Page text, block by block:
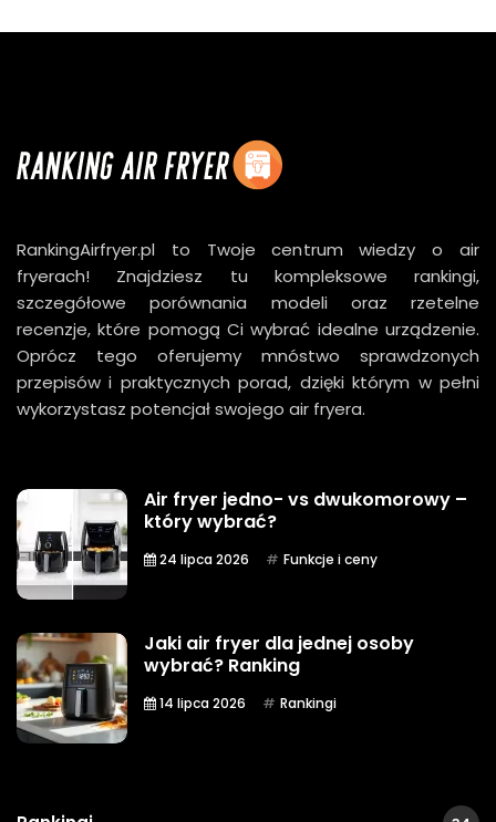
RankingAirfryer.pl to Twoje centrum wiedzy o air
fryerach! Znajdziesz tu kompleksowe rankingi,
szczegółowe porównania modeli oraz rzetelne
recenzje, które pomogą Ci wybrać idealne urządzenie.
Oprócz tego oferujemy mnóstwo sprawdzonych
przepisów i praktycznych porad, dzięki którym w pełni
wykorzystasz potencjał swojego air fryera.
Air fryer jedno- vs dwukomorowy –
który wybrać?
24 lipca 2026 Funkcje i ceny
Jaki air fryer dla jednej osoby
wybrać? Ranking
14 lipca 2026 Rankingi